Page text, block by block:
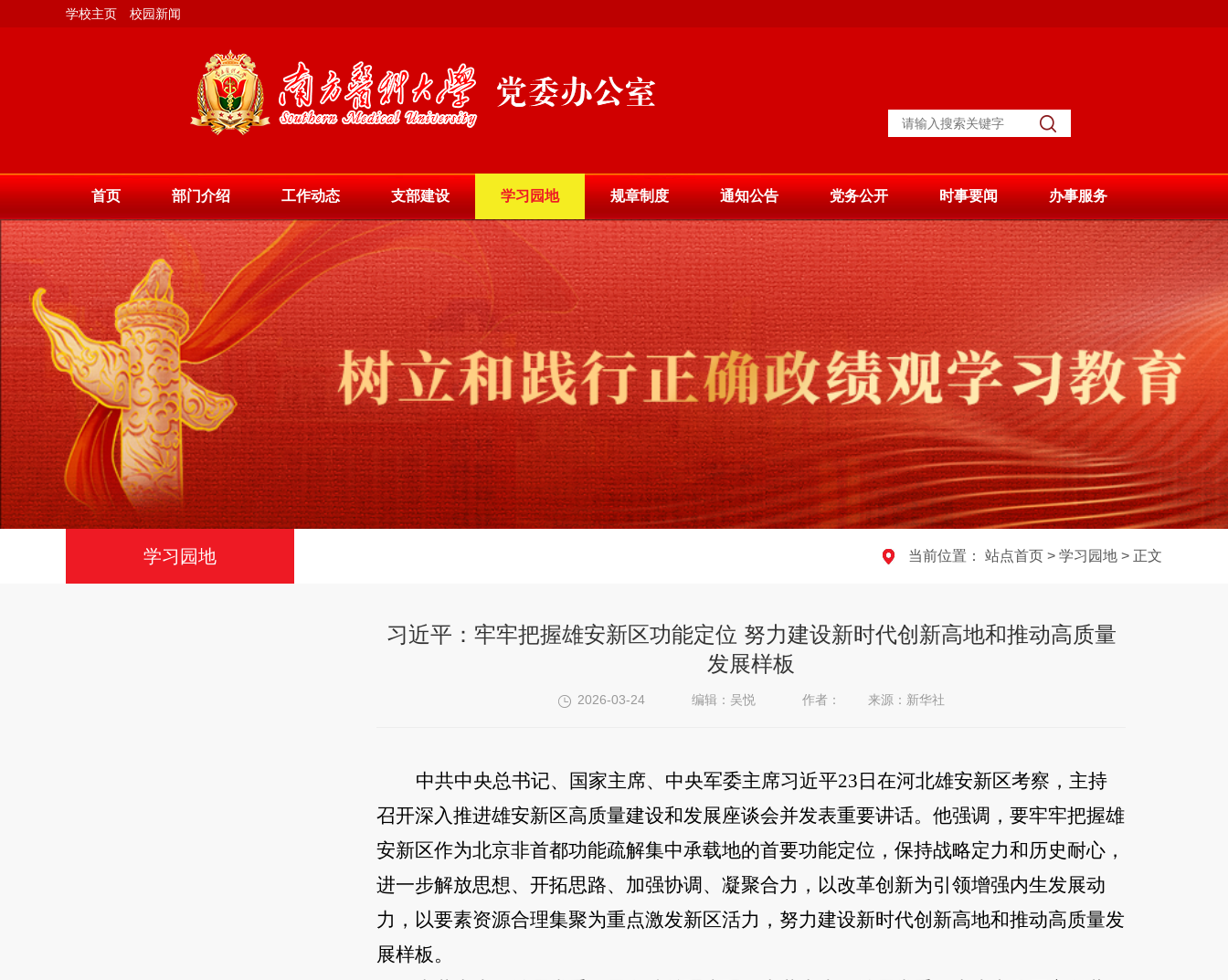
学校主页 校园新闻
首页 部门介绍 工作动态 支部建设 学习园地 规章制度 通知公告 党务公开 时事要闻 办事服务
学习园地 当前位置： 站点首页 > 学习园地 > 正文
习近平：牢牢把握雄安新区功能定位 努力建设新时代创新高地和推动高质量
发展样板
2026-03-24 编辑：吴悦 作者： 来源：新华社
中共中央总书记、国家主席、中央军委主席习近平23日在河北雄安新区考察，主持
召开深入推进雄安新区高质量建设和发展座谈会并发表重要讲话。他强调，要牢牢把握雄
安新区作为北京非首都功能疏解集中承载地的首要功能定位，保持战略定力和历史耐心，
进一步解放思想、开拓思路、加强协调、凝聚合力，以改革创新为引领增强内生发展动
力，以要素资源合理集聚为重点激发新区活力，努力建设新时代创新高地和推动高质量发
展样板。